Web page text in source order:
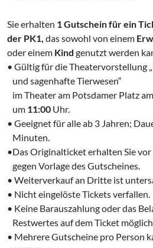
Sie erhalten 1 Gutschein für ein
der PK1, das sowohl von einem
‌oder einem Kind genutzt werden
• Gültig für die Theatervorstellung
‌ und sagenhafte Tierwesen“
‌ im Theater am Potsdamer Platz am
‌ um 11:00 Uhr.
• Geeignet für alle ab 3 Jahren;
‌ Minuten.
•Das Originalticket erhalten Sie
‌ gegen Vorlage des Gutscheines.
• Weiterverkauf an Dritte ist
• Nicht eingelöste Tickets verfallen.
• Keine Barauszahlung oder das
‌ Restwertes auf dem Ticket möglich.
• Mehrere Gutscheine pro Person